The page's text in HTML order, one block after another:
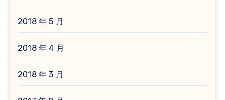
2018 年 5 月
2018 年 4 月
2018 年 3 月